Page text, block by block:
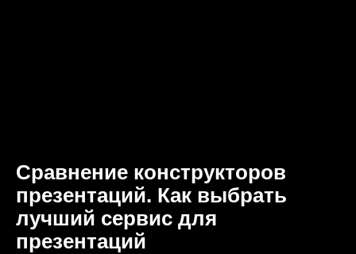
Сравнение конструкторов
презентаций. Как выбрать
лучший сервис для
презентаций